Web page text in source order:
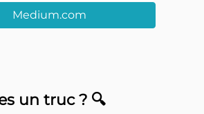
Medium.com
un truc ? 🔍